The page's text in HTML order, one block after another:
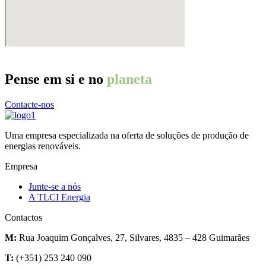
Pense em si e no planeta
Contacte-nos
Uma empresa especializada na oferta de soluções de produção de
energias renováveis.
Empresa
Junte-se a nós
A TLCI Energia
Contactos
M: Rua Joaquim Gonçalves, 27, Silvares, 4835 – 428 Guimarães
T: (+351) 253 240 090